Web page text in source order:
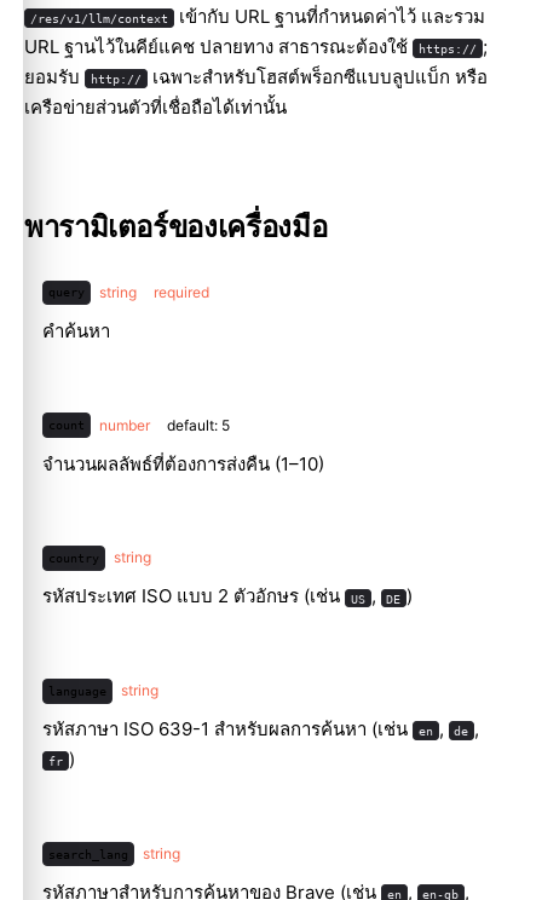
/res/v1/llm/context เข้ากับ URL ฐานที่กำหนดค่าไว้ และรวม
URL ฐานไว้ในคีย์แคช ปลายทาง สาธารณะต้องใช้
https:// ;
ยอมรับ
http:// เฉพาะสำหรับโฮสต์พร็อกซีแบบลูปแบ็ก หรือ
เครือข่ายส่วนตัวที่เชื่อถือได้เท่านั้น
พารามิเตอร์ของเครื่องมือ
query string required
คำค้นหา
count number default: 5
จำนวนผลลัพธ์ที่ต้องการส่งคืน (1–10)
country string
รหัสประเทศ ISO แบบ 2 ตัวอักษร (เช่น US , DE )
language string
รหัสภาษา ISO 639-1 สำหรับผลการค้นหา (เช่น en , de ,
fr )
search_lang string
รหัสภาษาสำหรับการค้นหาของ Brave (เช่น en , en-gb ,